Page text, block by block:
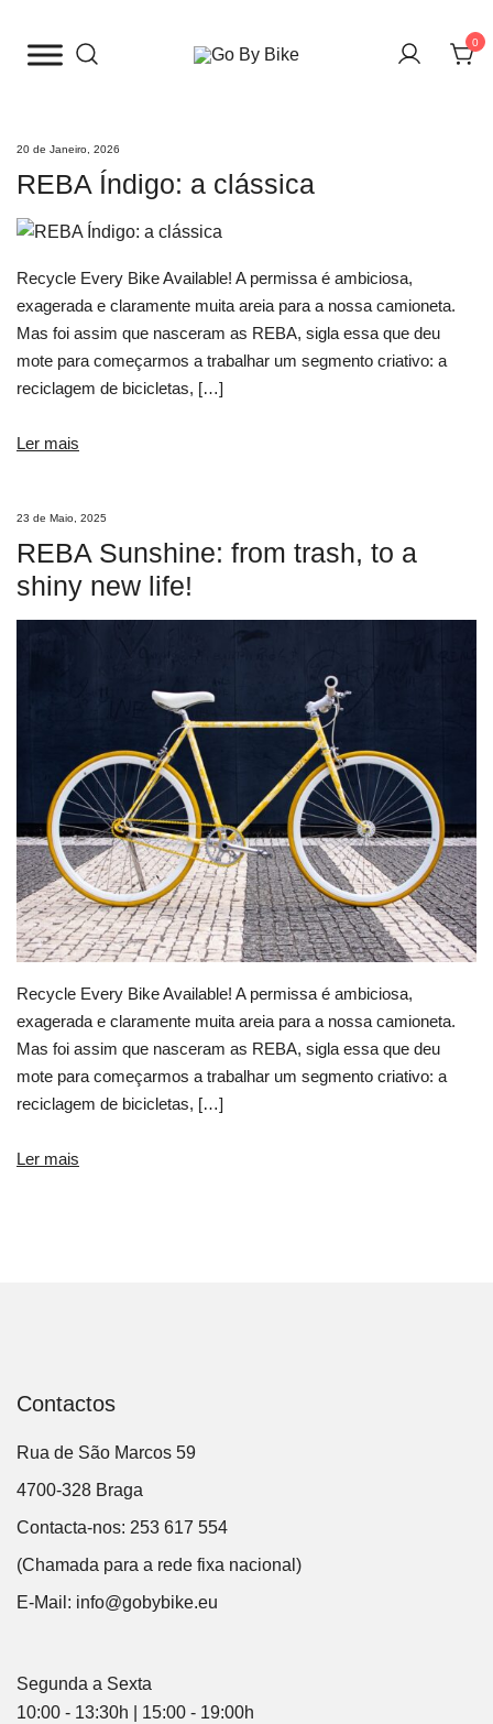
para
0
20 de Janeiro, 2026
REBA Índigo: a clássica
Recycle Every Bike Available! A permissa é ambiciosa,
exagerada e claramente muita areia para a nossa camioneta.
Mas foi assim que nasceram as REBA, sigla essa que deu
mote para começarmos a trabalhar um segmento criativo: a
reciclagem de bicicletas, […]
Ler mais
23 de Maio, 2025
REBA Sunshine: from trash, to a
shiny new life!
Recycle Every Bike Available! A permissa é ambiciosa,
exagerada e claramente muita areia para a nossa camioneta.
Mas foi assim que nasceram as REBA, sigla essa que deu
mote para começarmos a trabalhar um segmento criativo: a
reciclagem de bicicletas, […]
Ler mais
Contactos
Rua de São Marcos 59
4700-328 Braga
Contacta-nos: 253 617 554
(Chamada para a rede fixa nacional)
E-Mail: info@gobybike.eu
Segunda a Sexta
10:00 - 13:30h | 15:00 - 19:00h